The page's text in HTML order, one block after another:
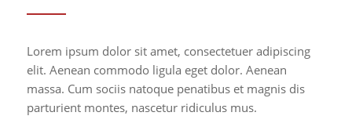
Lorem ipsum dolor sit amet, consectetuer adipiscing
elit. Aenean commodo ligula eget dolor. Aenean
massa. Cum sociis natoque penatibus et magnis dis
parturient montes, nascetur ridiculus mus.